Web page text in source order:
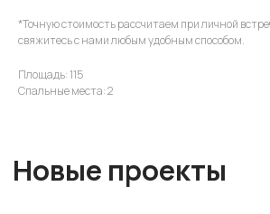
*Точную стоимость рассчитаем при личной
свяжитесь с нами любым удобным способом.
Площадь: 115
Спальные места: 2
Вы можете построить дом в